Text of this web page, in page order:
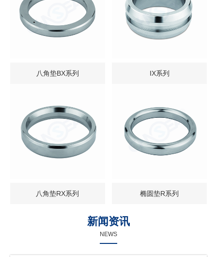
八角垫BX系列 IX系列
八角垫RX系列 椭圆垫R系列
新闻资讯
NEWS